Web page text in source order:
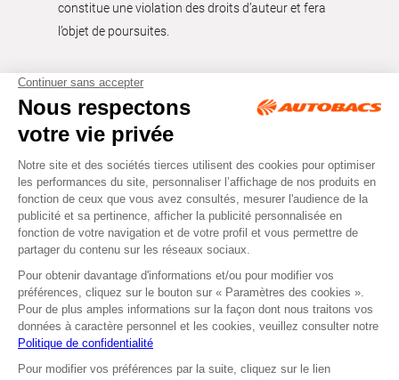
constitue une violation des droits d’auteur et fera
l’objet de poursuites.
Tous droits réservés © Autobacs
Mentions légales RGPD
Cookies CGV
Facebook Instagram